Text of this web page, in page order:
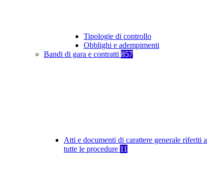
Tipologie di controllo
Obblighi e adempimenti
Bandi di gara e contratti 857
Atti e documenti di carattere generale riferiti a
tutte le procedure 11